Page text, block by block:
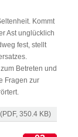
Kommt
Ast unglücklich
fest, stellt
Betreten und
Fragen zur
(PDF, 350.4 KB)